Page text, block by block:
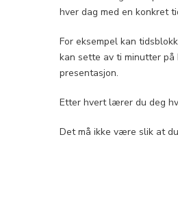
hver dag med en konkret
For eksempel kan
kan sette av ti minutter
presentasjon.
Etter hvert lærer du deg
Det må ikke være slik at